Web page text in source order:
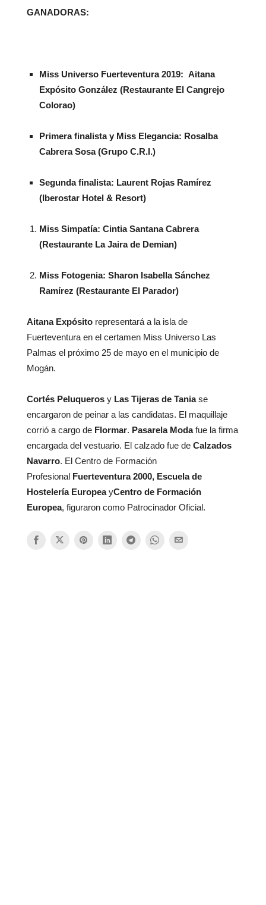
GANADORAS:
Miss Universo Fuerteventura 2019: Aitana
Expósito González (Restaurante El Cangrejo
Colorao)
Primera finalista y Miss Elegancia: Rosalba
Cabrera Sosa (Grupo C.R.I.)
Segunda finalista: Laurent Rojas Ramírez
(Iberostar Hotel & Resort)
Miss Simpatía: Cintia Santana Cabrera
(Restaurante La Jaira de Demian)
Miss Fotogenia: Sharon Isabella Sánchez
Ramírez (Restaurante El Parador)
Aitana Expósito representará a la isla de
Fuerteventura en el certamen Miss Universo Las
Palmas el próximo 25 de mayo en el municipio de
Mogán.
Cortés Peluqueros y Las Tijeras de Tania se
encargaron de peinar a las candidatas. El maquillaje
corrió a cargo de Flormar. Pasarela Moda fue la firma
encargada del vestuario. El calzado fue de Calzados
Navarro. El Centro de Formación
Profesional Fuerteventura 2000, Escuela de
Hostelería Europea yCentro de Formación
Europea, figuraron como Patrocinador Oficial.